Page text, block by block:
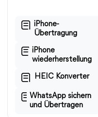
iPhone-
Übertragung
iPhone
wiederherstellung
HEIC Konverter
WhatsApp sichern
und Übertragen